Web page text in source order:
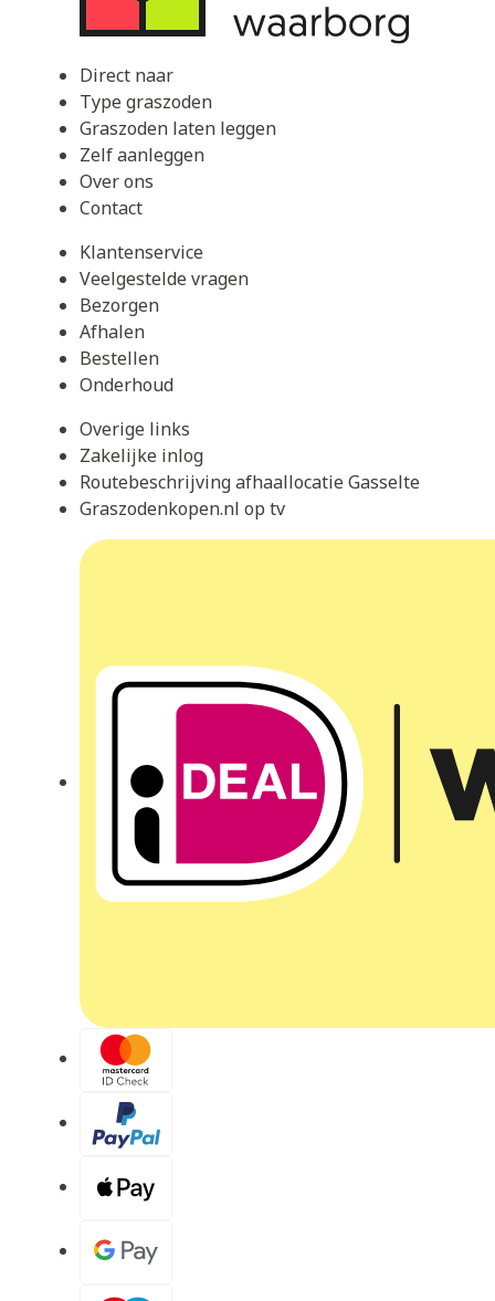
Direct naar
Type graszoden
Graszoden laten leggen
Zelf aanleggen
Over ons
Contact
Klantenservice
Veelgestelde vragen
Bezorgen
Afhalen
Bestellen
Onderhoud
Overige links
Zakelijke inlog
Routebeschrijving afhaallocatie Gasselte
Graszodenkopen.nl op tv